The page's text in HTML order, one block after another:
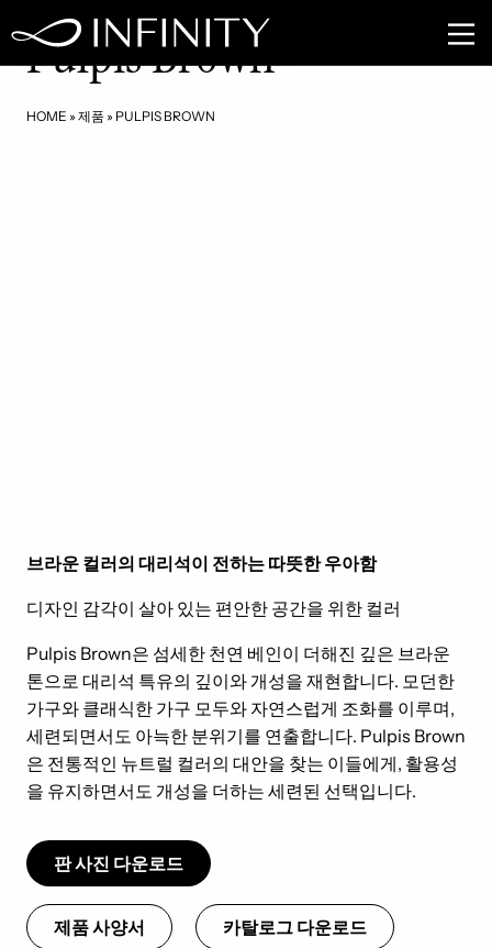
HOME » 제품 » PULPIS BROWN
MB08
Pulpis Brown
브라운 컬러의 대리석이 전하는 따뜻한 우아함
디자인 감각이 살아 있는 편안한 공간을 위한 컬러
Pulpis Brown은 섬세한 천연 베인이 더해진 깊은 브라운
톤으로 대리석 특유의 깊이와 개성을 재현합니다. 모던한
가구와 클래식한 가구 모두와 자연스럽게 조화를 이루며,
세련되면서도 아늑한 분위기를 연출합니다. Pulpis Brown
은 전통적인 뉴트럴 컬러의 대안을 찾는 이들에게, 활용성
을 유지하면서도 개성을 더하는 세련된 선택입니다.
판 사진 다운로드
제품 사양서 카탈로그 다운로드